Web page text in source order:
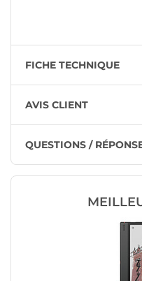
FICHE TECHNIQUE
AVIS CLIENT
QUESTIONS /